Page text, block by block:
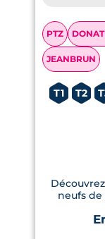
PTZ
JEANBRUN
T1 T2
neufs
Rennes.
sont